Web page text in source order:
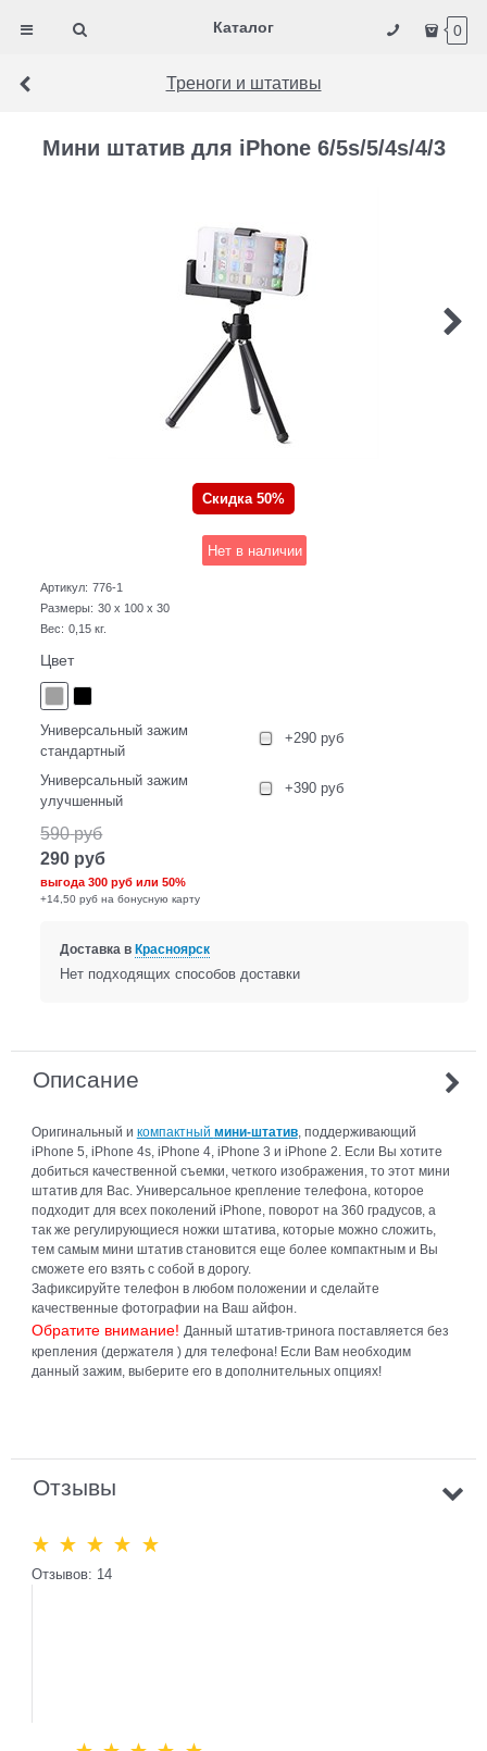
Каталог 0
Треноги и штативы
Мини штатив для iPhone 6/5s/5/4s/4/3
Скидка 50%
Нет в наличии
Артикул: 776-1
Размеры: 30 x 100 x 30
Вес: 0,15 кг.
Цвет
Универсальный зажим
стандартный
+290 руб
Универсальный зажим
улучшенный
+390 руб
590 руб
290 руб
выгода300 руб или50%
+14,50 руб на бонусную карту
Доставка в Красноярск
Нет подходящих способов доставки
Описание
Оригинальный и компактный мини-штатив, поддерживающий
iPhone 5, iPhone 4s, iPhone 4, iPhone 3 и iPhone 2. Если Вы хотите
добиться качественной съемки, четкого изображения, то этот мини
штатив для Вас. Универсальное крепление телефона, которое
подходит для всех поколений iPhone, поворот на 360 градусов, а
так же регулирующиеся ножки штатива, которые можно сложить,
тем самым мини штатив становится еще более компактным и Вы
сможете его взять с собой в дорогу.
Зафиксируйте телефон в любом положении и сделайте
качественные фотографии на Ваш айфон.
Обратите внимание! Данный штатив-тринога поставляется без
крепления (держателя ) для телефона! Если Вам необходим
данный зажим, выберите его в дополнительных опциях!
Отзывы
Отзывов: 14